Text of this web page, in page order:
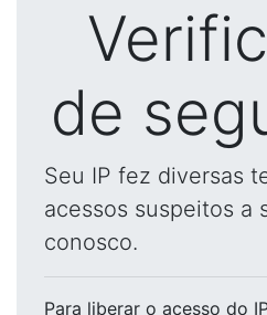
de
Seu IP fez diversas
acessos suspeitos a
conosco.
Para liberar o acesso do